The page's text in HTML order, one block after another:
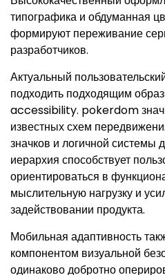
типографика и обдуманная
формируют переживание
разработчиков.
Актуальный
подходить подходящим
accessibility. pokerdom
известных схем
значков и логичной системы
иерархия способствует
ориентироваться в
мыслительную нагрузку и
задействовании продукта.
Мобильная адаптивность
компонентом визуальной
одинаково добротно